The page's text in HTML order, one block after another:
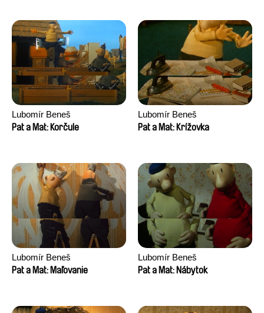
Lubomír Beneš
Pat a Mat: Korčule
Lubomír Beneš
Pat a Mat: Krížovka
Lubomír Beneš
Pat a Mat: Maľovanie
Lubomír Beneš
Pat a Mat: Nábytok